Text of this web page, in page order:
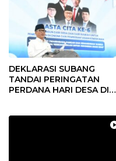
DEKLARASI SUBANG
TANDAI PERINGATAN
PERDANA HARI DESA DI